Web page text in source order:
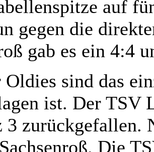
auf
gegen die
gab es ein 4:4
sind das
ist. Der TSV
3 zurückgefallen.
Die